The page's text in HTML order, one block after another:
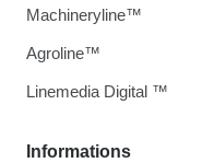
Informations
Machineryline™
Agroline™
Linemedia Digital ™